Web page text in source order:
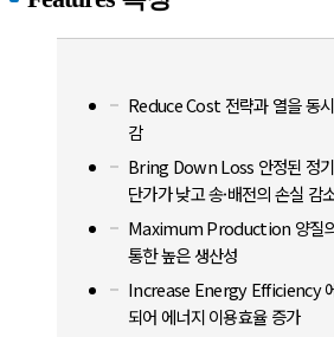
Reduce Cost 전략과 열을 동
감
Bring Down Loss 안정된 정
단가가 낮고 송·배전의 손실 감
Maximum Production 양질
통한 높은 생산성
Increase Energy Efficiency
되어 에너지 이용효율 증가